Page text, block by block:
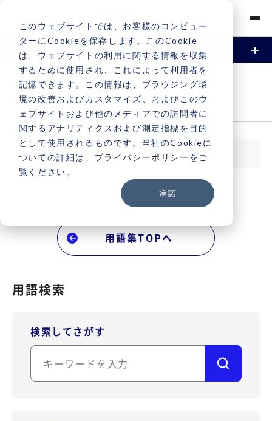
このウェブサイトでは、お客様のコンピュー
ターにCookieを保存します。このCookie
は、ウェブサイトの利用に関する情報を収集
するために使用され、これによって利用者を
記憶できます。この情報は、ブラウジング環
境の改善およびカスタマイズ、およびこのウ
ェブサイトおよび他のメディアでの訪問者に
関するアナリティクスおよび測定指標を目的
として使用されるものです。当社のCookieに
ついての詳細は、 プライバシーポリシー をご
覧ください。
承諾
Vonageとは
機能
電話 / 音声
SMS / メッセージング
認証（2FA / MFA）
LINEコールPlus
Voice - AI連携
事例
導入事例
料金
契約・支払いについて
お問い合わせ ご利用中のお客様専用
ログイン
資料請求 お問い合わせ
用語集 -E
GLOSSARY
E
用語集TOPへ
用語検索
検索してさがす